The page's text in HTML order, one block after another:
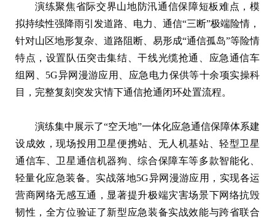
演练聚焦省际交界山地防汛通信保障短板难点，模
拟持续性强降雨引发道路、电力、通信“三断”极端险情，
针对山区地形复杂、道路阻断、易形成“通信孤岛”等险情
特点，设置队伍突击集结、干线光缆抢通、应急通信车
组网、5G异网漫游应用、应急电力保供等十余项实操科
目，完整复刻突发灾情下通信抢通闭环处置流程。
演练集中展示了“空天地”一体化应急通信保障体系建
设成效，现场投用卫星便携站、无人机基站、轻型卫星
通信车、卫星通信机器狗、综合保障车等多款智能化、
轻量化应急装备。实战落地5G异网漫游应用，实现各运
营商网络无感互通，显著提升极端灾害场景下网络抗毁
韧性，全方位验证了新型应急装备实战效能与跨省联合